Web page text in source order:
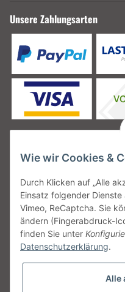
Unsere Zahlungsarten
Unsere Versanddienstleister
Unsere Communities
Wie wir Cookies &
Durch Klicken auf „Alle
Einsatz folgender Dienste
Vimeo, ReCaptcha. Sie
ändern (Fingerabdruck-
finden Sie unter
Datenschutzerklärung.
Alle